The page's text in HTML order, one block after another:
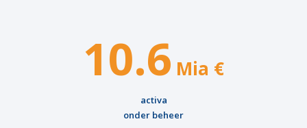
10.6 Mia €
activa
onder beheer